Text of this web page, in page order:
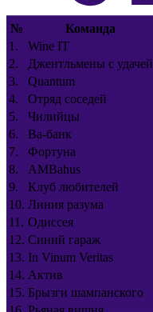
№ Команда
1.
Wine IT
2.
Джентльмены с удачей
3.
Quantum
4.
Отряд соседей
5.
Чилийцы
6.
Ва-банк
7.
Фортуна
8.
AMBahus
9.
Клуб любителей
10. Линия разума
11. Одиссея
12. Синий гараж
13. In Vinum Veritas
14. Актив
15. Брызги шампанского